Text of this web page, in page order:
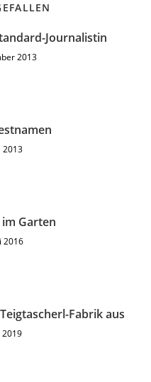
Journalistin
2013
2013
Garten
2016
Fabrik aus
2019